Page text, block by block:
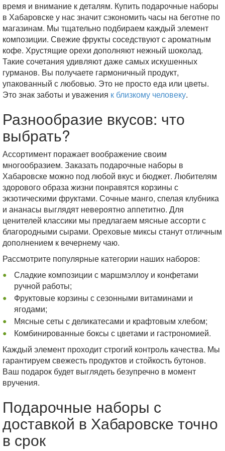
время и внимание к деталям. Купить подарочные наборы
в Хабаровске у нас значит сэкономить часы на беготне по
магазинам. Мы тщательно подбираем каждый элемент
композиции. Свежие фрукты соседствуют с ароматным
кофе. Хрустящие орехи дополняют нежный шоколад.
Такие сочетания удивляют даже самых искушенных
гурманов. Вы получаете гармоничный продукт,
упакованный с любовью. Это не просто еда или цветы.
Это знак заботы и уважения к близкому человеку.
Разнообразие вкусов: что
выбрать?
Ассортимент поражает воображение своим
многообразием. Заказать подарочные наборы в
Хабаровске можно под любой вкус и бюджет. Любителям
здорового образа жизни понравятся корзины с
экзотическими фруктами. Сочные манго, спелая клубника
и ананасы выглядят невероятно аппетитно. Для
ценителей классики мы предлагаем мясные ассорти с
благородными сырами. Ореховые миксы станут отличным
дополнением к вечернему чаю.
Рассмотрите популярные категории наших наборов:
Сладкие композиции с маршмэллоу и конфетами
ручной работы;
Фруктовые корзины с сезонными витаминами и
ягодами;
Мясные сеты с деликатесами и крафтовым хлебом;
Комбинированные боксы с цветами и гастрономией.
Каждый элемент проходит строгий контроль качества. Мы
гарантируем свежесть продуктов и стойкость бутонов.
Ваш подарок будет выглядеть безупречно в момент
вручения.
Подарочные наборы с
доставкой в Хабаровске точно
в срок